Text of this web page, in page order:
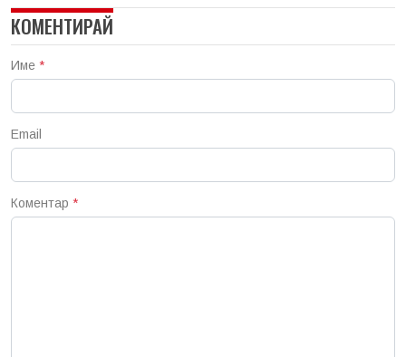
КОМЕНТИРАЙ
Име *
Email
Коментар *